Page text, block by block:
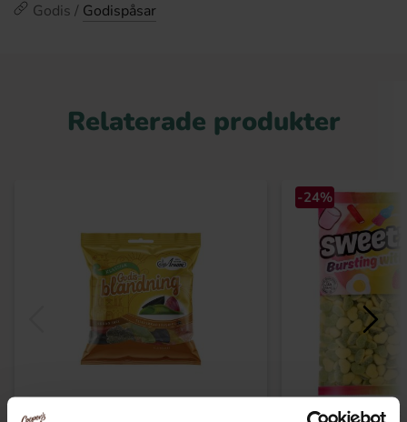
Godis / Godispåsar
Relaterade produkter
Aroma Godisblandning 80g x 20st
-24%
Sweetzone Apple